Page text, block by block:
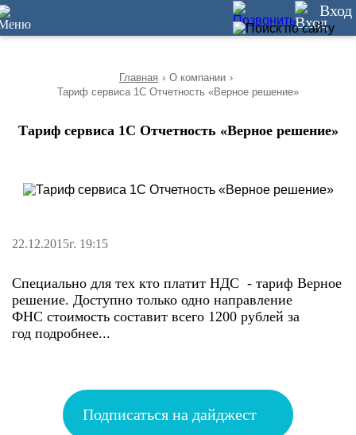
10 Вход
Главная › О компании ›
Тариф сервиса 1С Отчетность «Верное решение»
Тариф сервиса 1С Отчетность «Верное решение»
22.12.2015г. 19:15
Специально для тех кто платит НДС - тариф Верное
решение. Доступно только одно направление
ФНС стоимость составит всего 1200 рублей за
год подробнее...
Подписаться на дайджест